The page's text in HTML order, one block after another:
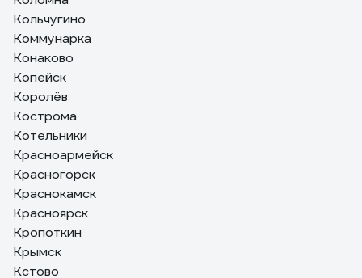
Кольчугино
Коммунарка
Конаково
Копейск
Королёв
Кострома
Котельники
Красноармейск
Красногорск
Краснокамск
Красноярск
Кропоткин
Крымск
Кстово